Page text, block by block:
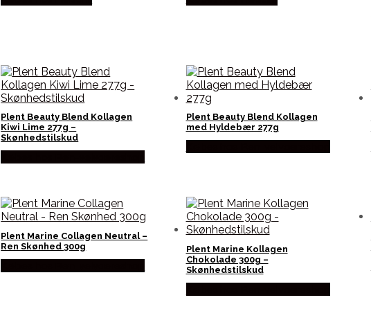
Plent Beauty Blend Kollagen
Kiwi Lime 277g –
Skønhedstilskud
Plent Beauty Blend Kollagen
med Hyldebær 277g
Plent Marine Collagen Neutral –
Ren Skønhed 300g
Plent Marine Kollagen
Chokolade 300g –
Skønhedstilskud